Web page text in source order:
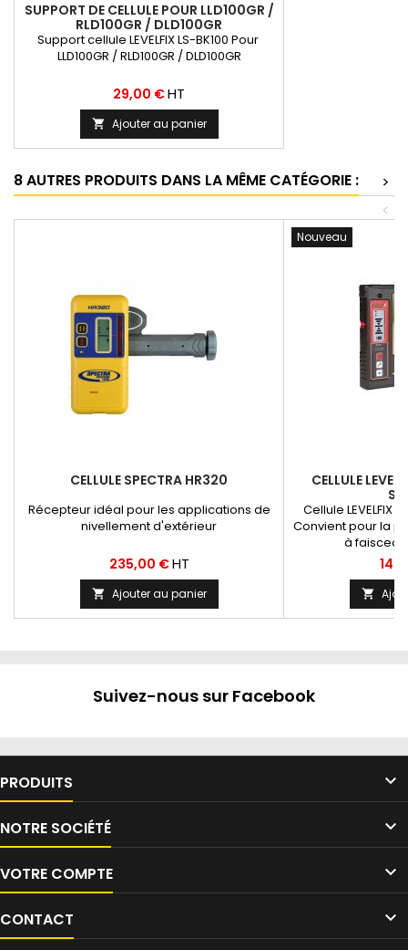
SUPPORT DE CELLULE POUR LLD100GR /
RLD100GR / DLD100GR
Support cellule LEVELFIX LS-BK100 Pour
LLD100GR / RLD100GR / DLD100GR
Prix
29,00 €HT
 Ajouter au panier
8 AUTRES PRODUITS DANS LA MÊME CATÉGORIE :
>
<
CELLULE SPECTRA HR320
Récepteur idéal pour les applications de
nivellement d'extérieur
Prix
235,00 €HT
 Ajouter au panier
Nouveau
CELLULE
Cellule LEVELFIX
Convient pour la
à
Prix

Suivez-nous sur Facebook
PRODUITS 
NOTRE SOCIÉTÉ 
VOTRE COMPTE 
CONTACT 